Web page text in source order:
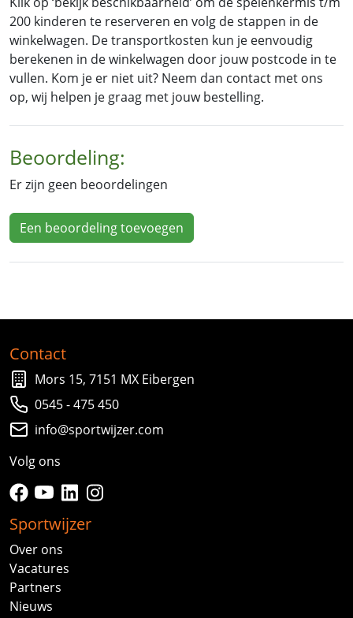
200 kinderen te reserveren en volg de stappen in de
winkelwagen. De transportkosten kun je eenvoudig
berekenen in de winkelwagen door jouw postcode in te
vullen. Kom je er niet uit? Neem dan contact met ons
op, wij helpen je graag met jouw bestelling.
Beoordeling:
Er zijn geen beoordelingen
Een beoordeling toevoegen
Contact
Mors 15, 7151 MX Eibergen
0545 - 475 450
info@sportwijzer.com
Volg ons
facebookyoutubelinkedininstagram
Sportwijzer
Over ons
Vacatures
Partners
Nieuws